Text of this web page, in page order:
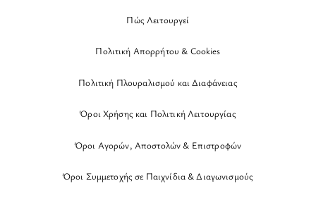
Πώς Λειτουργεί
Πολιτική Απορρήτου & Cookies
Πολιτική Πλουραλισμού και Διαφάνειας
Όροι Χρήσης και Πολιτική Λειτουργίας
Όροι Αγορών, Αποστολών & Επιστροφών
Όροι Συμμετοχής σε Παιχνίδια & Διαγωνισμούς